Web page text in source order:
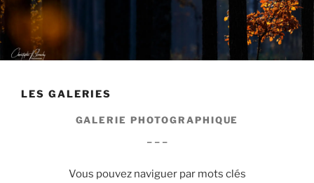
LES GALERIES
GALERIE PHOTOGRAPHIQUE
– – –
Vous pouvez naviguer par mots clés